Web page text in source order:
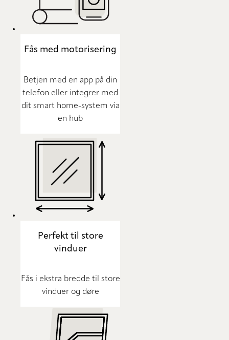
Fås med motorisering
Betjen med en app på din
telefon eller integrer med
dit smart home-system via
en hub
Perfekt til store
vinduer
Fås i ekstra bredde til store
vinduer og døre